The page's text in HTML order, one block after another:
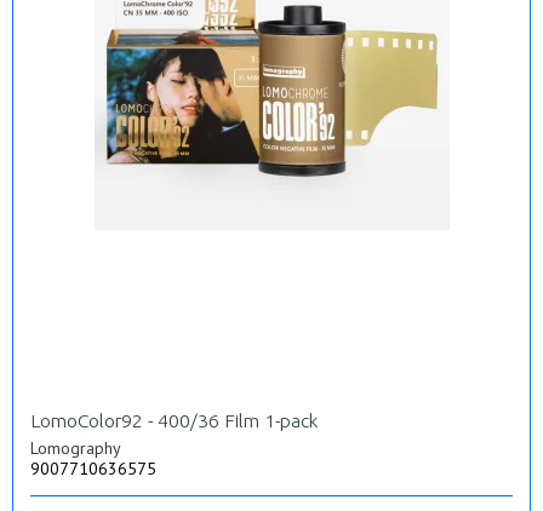
LomoColor92 - 400/36 Film 1-pack
Lomography
9007710636575